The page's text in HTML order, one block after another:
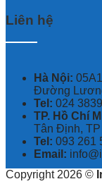
Liên hệ
Hà Nội:
Đường
Tel: 024
TP. Hồ Chí
Tân Định,
Tel: 093 261
Email:
Copyright 2026 ©